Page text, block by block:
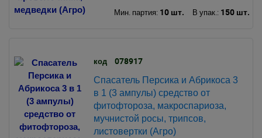
Мин. партия: 10 шт. В упак.: 150 шт.
код 078917
Спасатель Персика и Абрикоса 3
в 1 (3 ампулы) средство от
фитофтороза, макроспариоза,
мучнистой росы, трипсов,
листовертки (Агро)